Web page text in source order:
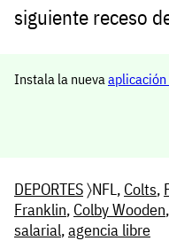
siguiente receso
Instala la nueva aplicación
DEPORTES〉NFL, Colts,
Franklin, Colby Wooden,
salarial,agencia libre